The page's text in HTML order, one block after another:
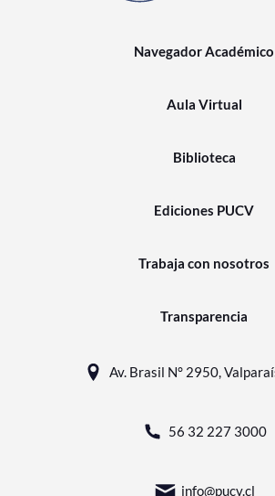
Navegador Académico
Aula Virtual
Biblioteca
Ediciones PUCV
Trabaja con nosotros
Transparencia
Av. Brasil N° 2950,
56 32 227 3000
info@pucv.cl